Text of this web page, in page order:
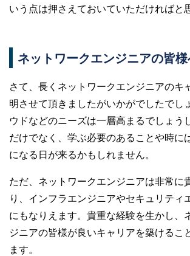
いう点は押さえておいていただければと
ネットワークエンジニアの皆
さて、長くネットワークエンジニアのキ
明させて頂きましたがいかがでしたでし
ウドなどのニーズは一層高まるでしょう
だけでなく、学ぶ必要のあることや時に
になる日が来るかもしれません。
ただ、ネットワークエンジニアは非常に
り、インフラエンジニアやセキュリティ
にもなりえます。貴重な経験を生かし、
ジニアの皆様が良いキャリアを築けるこ
ます。